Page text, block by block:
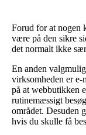
Forud for at nogen
være på den sikre
det normalt ikke
En anden
virksomheden er
på at webbutikken
rutinemæssigt
området. Desuden
hvis du skulle få